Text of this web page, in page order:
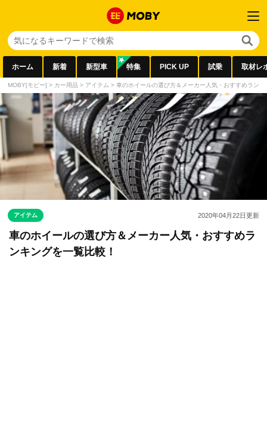
ホーム 新着 新型車 特集 PICK UP 試乗 取材レ
MOBY[モビー] > カー用品 > アイテム > 車のホイールの選び方＆メーカー人気・おすすめラン
アイテム 2020年04月22日更新
車のホイールの選び方＆メーカー人気・おすすめラ
ンキングを一覧比較！